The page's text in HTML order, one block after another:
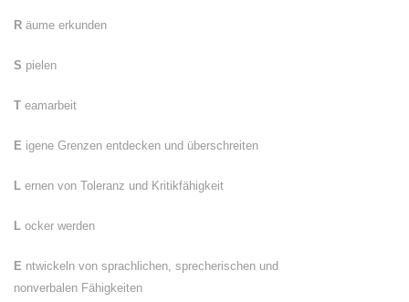
R äume erkunden
S pielen
T eamarbeit
E igene Grenzen entdecken und überschreiten
L ernen von Toleranz und Kritikfähigkeit
L ocker werden
E ntwickeln von sprachlichen, sprecherischen und
nonverbalen Fähigkeiten